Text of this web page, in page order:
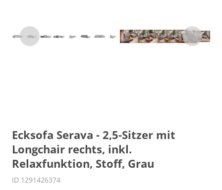
Ecksofa Serava - 2,5-Sitzer mit
Longchair rechts, inkl.
Relaxfunktion, Stoff, Grau
ID 1291426374